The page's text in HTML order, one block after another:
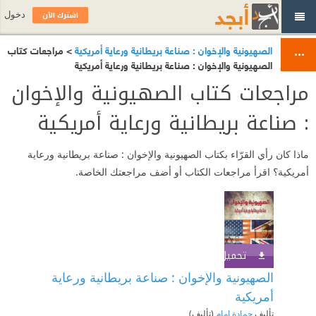
الصهيونية والإخوان : صناعة بريطانية ورعاية أمريكية> مراجعات كتاب
الصهيونية والإخوان : صناعة بريطانية ورعاية أمريكية
مراجعات كتاب الصهيونية والإخوان
: صناعة بريطانية ورعاية أمريكية
ماذا كان رأي القرّاء بكتاب الصهيونية والإخوان : صناعة بريطانية ورعاية
أمريكية؟ اقرأ مراجعات الكتاب أو أضف مراجعتك الخاصة.
تحميل الكتاب
الصهيونية والإخوان : صناعة بريطانية ورعاية
أمريكية
تأليفحمادة إمام (تأليف)
اشترك الآن دخول